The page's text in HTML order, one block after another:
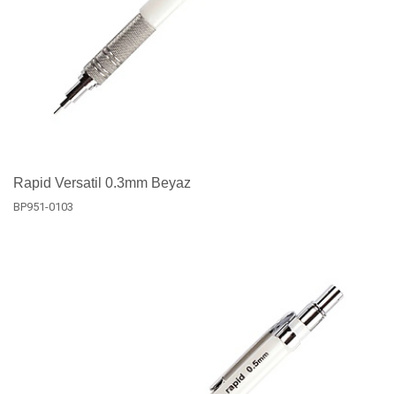
Rapid Versatil 0.3mm Beyaz
BP951-0103